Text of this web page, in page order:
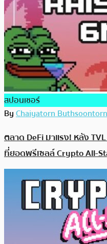
สปอนเซอร์
ByChaiyatorn Buthsoontorn
ตลาด DeFi มาแรง! หลัง
ที่ยอดพรีเซลล์ Crypto All-